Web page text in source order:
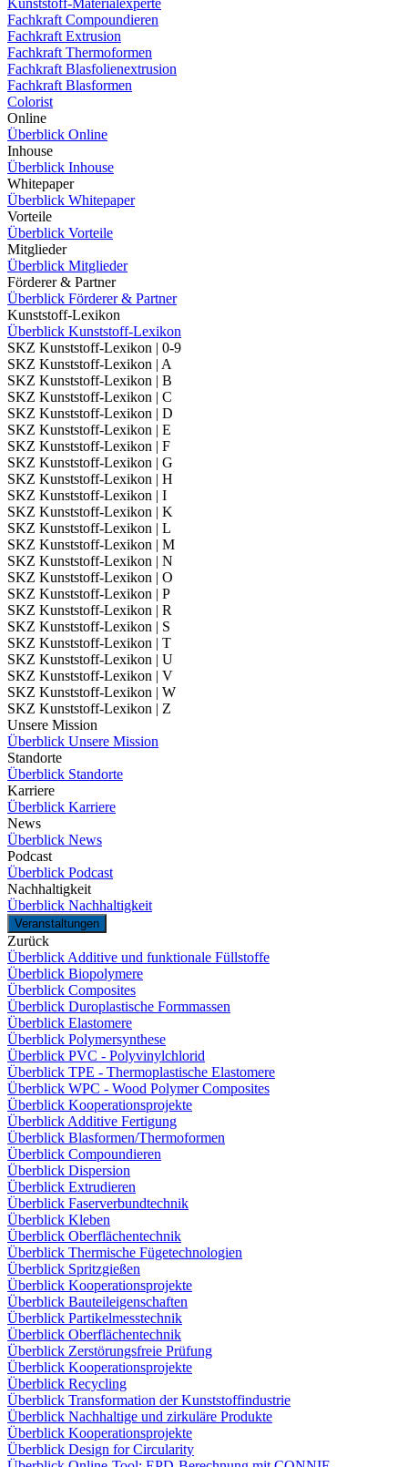
Fachkraft Compoundieren
Fachkraft Extrusion
Fachkraft Thermoformen
Fachkraft Blasfolienextrusion
Fachkraft Blasformen
Colorist
Online
Überblick Online
Inhouse
Überblick Inhouse
Whitepaper
Überblick Whitepaper
Vorteile
Überblick Vorteile
Mitglieder
Überblick Mitglieder
Förderer & Partner
Überblick Förderer & Partner
Kunststoff-Lexikon
Überblick Kunststoff-Lexikon
SKZ Kunststoff-Lexikon | 0-9
SKZ Kunststoff-Lexikon | A
SKZ Kunststoff-Lexikon | B
SKZ Kunststoff-Lexikon | C
SKZ Kunststoff-Lexikon | D
SKZ Kunststoff-Lexikon | E
SKZ Kunststoff-Lexikon | F
SKZ Kunststoff-Lexikon | G
SKZ Kunststoff-Lexikon | H
SKZ Kunststoff-Lexikon | I
SKZ Kunststoff-Lexikon | K
SKZ Kunststoff-Lexikon | L
SKZ Kunststoff-Lexikon | M
SKZ Kunststoff-Lexikon | N
SKZ Kunststoff-Lexikon | O
SKZ Kunststoff-Lexikon | P
SKZ Kunststoff-Lexikon | R
SKZ Kunststoff-Lexikon | S
SKZ Kunststoff-Lexikon | T
SKZ Kunststoff-Lexikon | U
SKZ Kunststoff-Lexikon | V
SKZ Kunststoff-Lexikon | W
SKZ Kunststoff-Lexikon | Z
Unsere Mission
Überblick Unsere Mission
Standorte
Überblick Standorte
Karriere
Überblick Karriere
News
Überblick News
Podcast
Überblick Podcast
Nachhaltigkeit
Überblick Nachhaltigkeit
Veranstaltungen
Zurück
Überblick Additive und funktionale Füllstoffe
Überblick Biopolymere
Überblick Composites
Überblick Duroplastische Formmassen
Überblick Elastomere
Überblick Polymersynthese
Überblick PVC - Polyvinylchlorid
Überblick TPE - Thermoplastische Elastomere
Überblick WPC - Wood Polymer Composites
Überblick Kooperationsprojekte
Überblick Additive Fertigung
Überblick Blasformen/Thermoformen
Überblick Compoundieren
Überblick Dispersion
Überblick Extrudieren
Überblick Faserverbundtechnik
Überblick Kleben
Überblick Oberflächentechnik
Überblick Thermische Fügetechnologien
Überblick Spritzgießen
Überblick Kooperationsprojekte
Überblick Bauteileigenschaften
Überblick Partikelmesstechnik
Überblick Oberflächentechnik
Überblick Zerstörungsfreie Prüfung
Überblick Kooperationsprojekte
Überblick Recycling
Überblick Transformation der Kunststoffindustrie
Überblick Nachhaltige und zirkuläre Produkte
Überblick Kooperationsprojekte
Überblick Design for Circularity